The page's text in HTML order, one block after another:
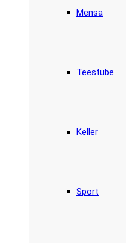
Mensa
Teestube
Keller
Sport